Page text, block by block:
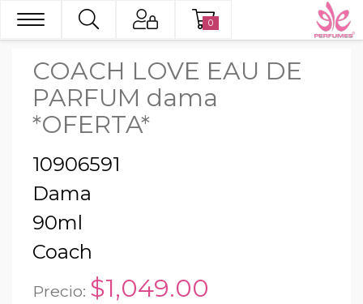
0
COACH LOVE EAU DE
PARFUM dama
*OFERTA*
10906591
Dama
90ml
Coach
Precio: $1,049.00